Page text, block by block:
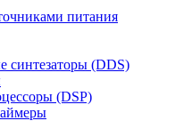
питания
синтезаторы (DDS)
(DSP)